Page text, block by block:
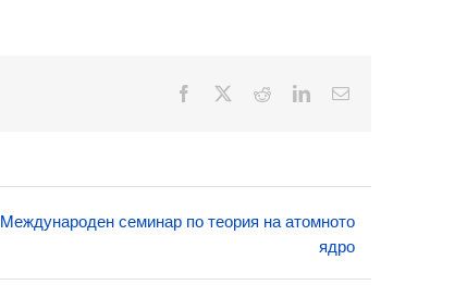
Facebook RedditLinkedInЕлектронна
Mеждународен семинар по теория на атомното
ядро